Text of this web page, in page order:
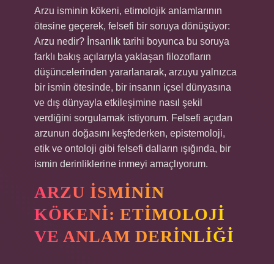
Arzu isminin kökeni, etimolojik anlamlarının
ötesine geçerek, felsefi bir soruya dönüşüyor:
Arzu nedir? İnsanlık tarihi boyunca bu soruya
farklı bakış açılarıyla yaklaşan filozofların
düşüncelerinden yararlanarak, arzuyu yalnızca
bir ismin ötesinde, bir insanın içsel dünyasına
ve dış dünyayla etkileşimine nasıl şekil
verdiğini sorgulamak istiyorum. Felsefi açıdan
arzunun doğasını keşfederken, epistemoloji,
etik ve ontoloji gibi felsefi dalların ışığında, bir
ismin derinliklerine inmeyi amaçlıyorum.
ARZU İSMININ
KÖKENI: ETIMOLOJI
VE ANLAM DERINLIĞI